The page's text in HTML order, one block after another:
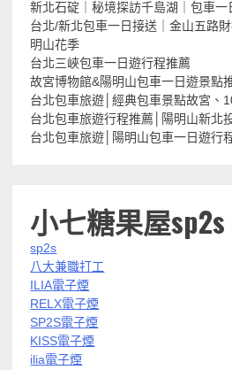
新北石碇｜秘境探訪千島湖｜包車一
台北/新北包車一日接送｜金山五路
明山花季
台北三峽包車一日遊行程推薦
故宮博物館&陽明山包車一日遊景點
台北包車旅遊│經典包車景點故宮、
台北包車旅遊行程推薦│陽明山新北
台北包車旅遊│陽明山包車一日遊行
小七糖果屋sp2s
sp2s
八大兼職打工
ILIA電子煙
RELX電子煙
SP2S電子煙
KISS電子煙
ilia電子煙